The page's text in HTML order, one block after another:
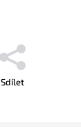
Sdílet